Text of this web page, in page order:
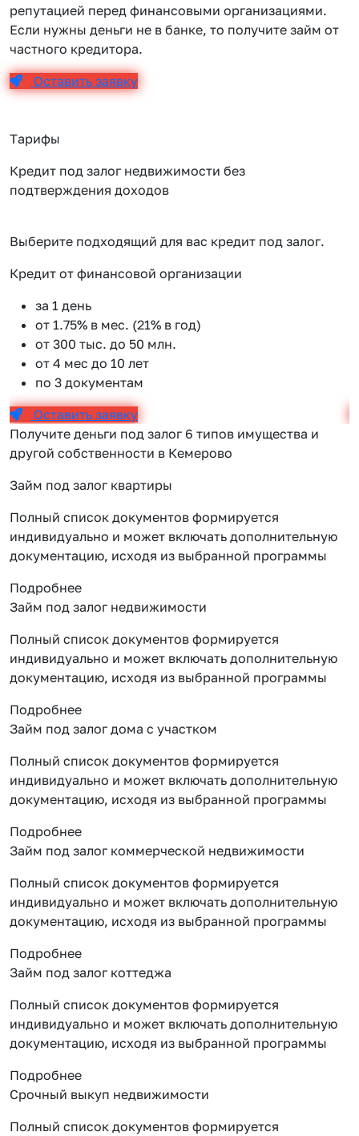
репутацией перед финансовыми организациями.
Если нужны деньги не в банке, то получите займ от
частного кредитора.
Оставить заявку
Тарифы
Кредит под залог недвижимости без
подтверждения доходов
Выберите подходящий для вас кредит под залог.
Кредит от финансовой организации
за 1 день
от 1.75% в мес. (21% в год)
от 300 тыс. до 50 млн.
от 4 мес до 10 лет
по 3 документам
Оставить заявку
Получите деньги под залог 6 типов имущества и
другой собственности в Кемерово
Займ под залог квартиры
Полный список документов формируется
индивидуально и может включать дополнительную
документацию, исходя из выбранной программы
Подробнее
Займ под залог недвижимости
Полный список документов формируется
индивидуально и может включать дополнительную
документацию, исходя из выбранной программы
Подробнее
Займ под залог дома с участком
Полный список документов формируется
индивидуально и может включать дополнительную
документацию, исходя из выбранной программы
Подробнее
Займ под залог коммерческой недвижимости
Полный список документов формируется
индивидуально и может включать дополнительную
документацию, исходя из выбранной программы
Подробнее
Займ под залог коттеджа
Полный список документов формируется
индивидуально и может включать дополнительную
документацию, исходя из выбранной программы
Подробнее
Срочный выкуп недвижимости
Полный список документов формируется